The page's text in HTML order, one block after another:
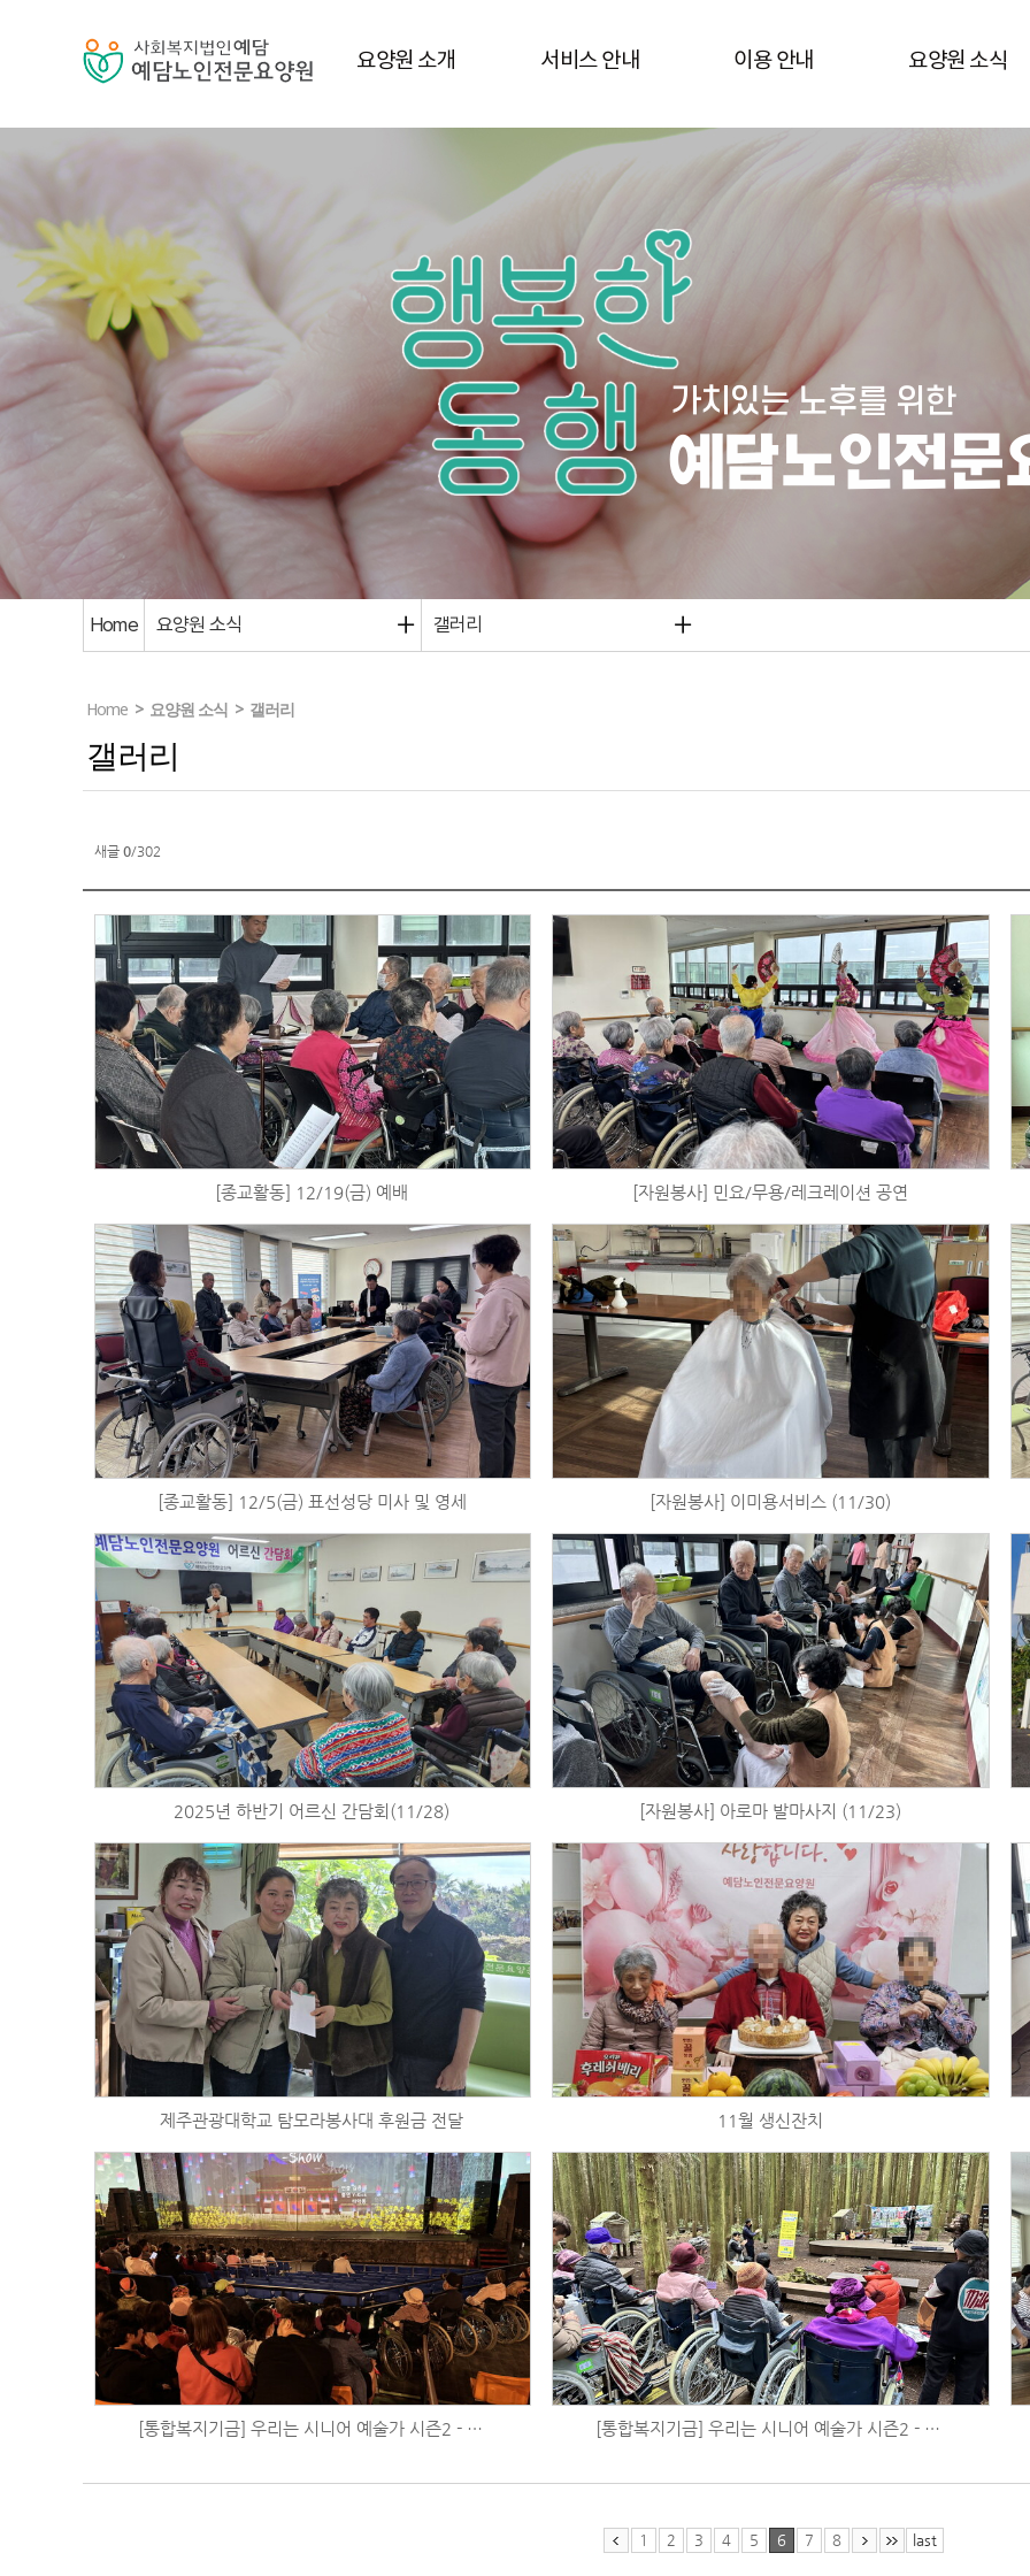
가치있는 노후를 위한
예담노인전문
요양원 소개 서비스 안내 이용 안내 요양원 소식
Home 요양원 소식 갤러리
Home > 요양원 소식 > 갤러리
갤러리
새글 0/302
[종교활동] 12/19(금) 예배 [자원봉사] 민요/무용/레크레이션 공연
[종교활동] 12/5(금) 표선성당 미사 및 영세 [자원봉사] 이미용서비스 (11/30)
2025년 하반기 어르신 간담회(11/28) [자원봉사] 아로마 발마사지 (11/23)
제주관광대학교 탐모라봉사대 후원금 전달 11월 생신잔치
[통합복지기금] 우리는 시니어 예술가 시즌2 - 더 케이쇼 관람 (11/9) [통합복지기금] 우리는 시니어 예술가 시즌2 - 사려니숲길 숲속 음악회 (11/2)
1 2 3 4 5 6 7 8 last